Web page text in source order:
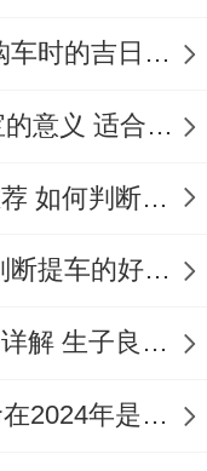
置于家宅财位
盘同黄历吉日
2025年买车提车吉日分析 购车时的吉日与禁忌
2024年农历12月吉日对宝宝的意义 适合龙年宝宝出生的日子有哪些
龙年12月出生宝宝的吉日推荐 如何判断吉日是否适合宝宝
2025年提车吉日解析 如何判断提车的好日子
农历甲辰龙年12月生子吉日详解 生子良辰的影响因素
辛金2024年财官年，辛金命在2024年是财官年还是财印年